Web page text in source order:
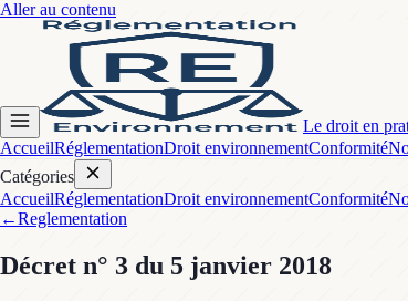
Aller au contenu
Le droit en
AccueilRéglementationDroit environnementConformité
Catégories
AccueilRéglementationDroit environnementConformité
←Reglementation
Décret n° 3 du 5 janvier 2018